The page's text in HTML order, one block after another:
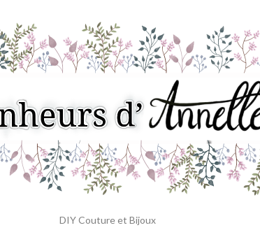
DIY Couture et Bijoux